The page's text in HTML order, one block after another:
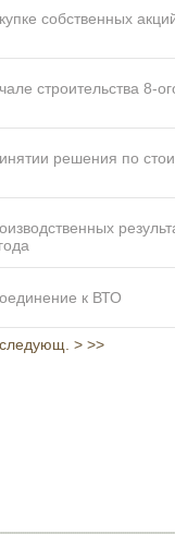
собственных
строительства 8-
решения по
к ВТО
следующ. > >>